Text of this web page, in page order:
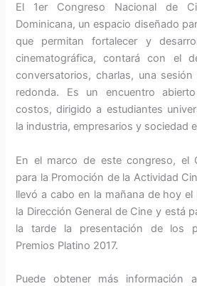
El 1er Congreso Nacional de
Dominicana, un espacio diseñado
que permitan fortalecer y
cinematográfica, contará con el
conversatorios, charlas, una
redonda. Es un encuentro
costos, dirigido a estudiantes
la industria, empresarios y sociedad
En el marco de este congreso, el
para la Promoción de la Actividad
llevó a cabo en la mañana de hoy el
la Dirección General de Cine y está
la tarde la presentación de los
Premios Platino 2017.
Puede obtener más información